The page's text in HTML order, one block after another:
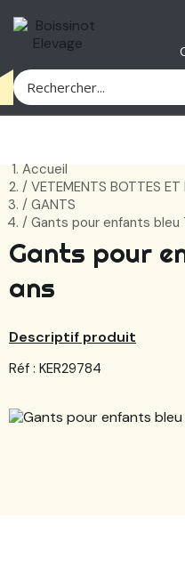
Accueil
VETEMENTS BOTTES
GANTS
Gants pour enfants bleu
Gants pour
ans
Descriptif produit
Réf : KER29784